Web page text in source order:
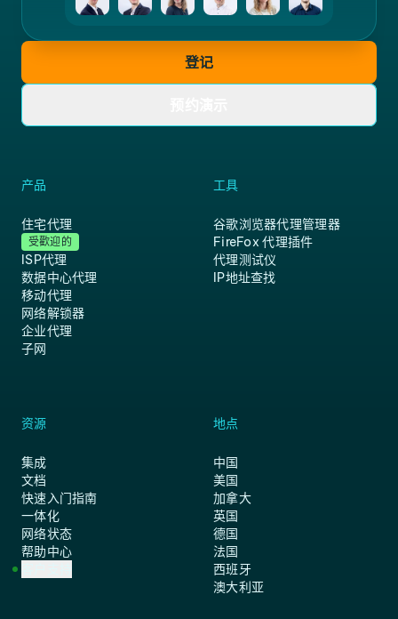
登记
产品
住宅代理
受歡迎的
ISP代理
数据中心代理
移动代理
网络解锁器
企业代理
子网
工具
谷歌浏览器代理管理器
FireFox 代理插件
代理测试仪
IP地址查找
资源
集成
文档
快速入门指南
一体化
网络状态
帮助中心
地点
中国
美国
加拿大
英国
德国
法国
西班牙
澳大利亚